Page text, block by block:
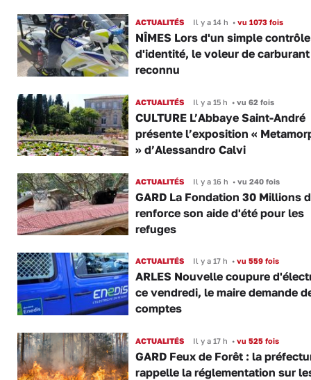
ACTUALITÉS Il y a 14 h •vu 1073 fois
NÎMES Lors d'un simple contrôle
d'identité, le voleur de
reconnu
ACTUALITÉS Il y a 15 h •vu 62 fois
CULTURE L’Abbaye Saint-André
présente l’exposition «
» d’Alessandro Calvi
ACTUALITÉS Il y a 16 h •vu 240 fois
GARD La Fondation 30 Millions
renforce son aide d'été pour les
refuges
ACTUALITÉS Il y a 17 h •vu 559 fois
ARLES Nouvelle coupure
ce vendredi, le maire demande
comptes
ACTUALITÉS Il y a 17 h •vu 525 fois
GARD Feux de Forêt : la
rappelle la réglementation sur